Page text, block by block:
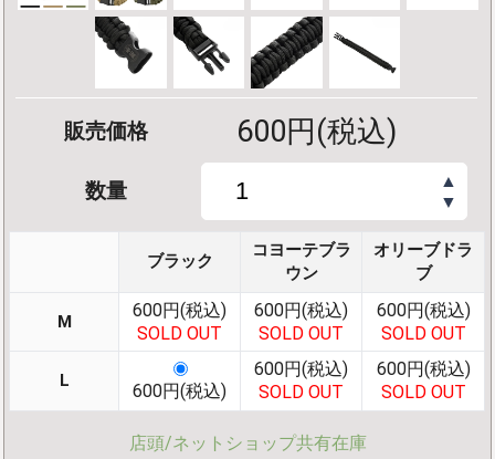
販売価格 600円(税込)
数量
▲
▼
ブラック
コヨーテブラ
ウン
オリーブドラ
ブ
M
600円(税込)
SOLD OUT
600円(税込)
SOLD OUT
600円(税込)
SOLD OUT
L 600円(税込)
600円(税込)
SOLD OUT
600円(税込)
SOLD OUT
店頭/ネットショップ共有在庫